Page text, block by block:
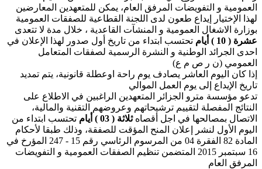
العمومية و التفويضات المرفق العام، يمكن للمتعهدين المعارضين
لهذا الإختيار إيداع طعون لدى اللجنة القطاعية للصفقات العمومية
بوزارة الاشغال العمومية و المنشآت القاعدية ، خلال مدة لا تتعدى
عشرة ( 10 ) أيام
تحتسب ابتداء من تاريخ أول صدور لهذا الإعلان في
احدى الجرائد الوطنية و النشرة الرسمية لصفقات المتعامل
العمومي (ن ر ص م ع)
إذا كان اليوم العاشر يصادف يوم راحة اوعطلة قانونية، يتم تمديد
تاريخ الإيداع إلى يوم العمل الموالي
تدعو مؤسسة مترو الجزائر المتعهدين الراغبين في الاطلاع على
النتائج المفصلة لتقييم ترشيحاتهم وعروضهم التقنية والمالية،
الاتصال بمصالحها في اجل أقصاهثلاثة ( 03 ) أيام
تحتسب ابتداء من
اليوم الأول لنشر إعلان المنح المؤقت للصفقة، وذلك طبقا لأحكام
المادة 82 الفقرة 04 من المرسوم الرئاسي رقم 15 - 247 المؤرخ في
16 سبتمبر 2015 المتضمن تنظيم الصفقات العمومية و التفويضات
المرفق العام